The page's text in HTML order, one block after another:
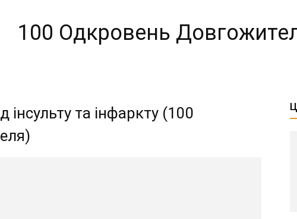
100 Одкровень
та інфаркту (100